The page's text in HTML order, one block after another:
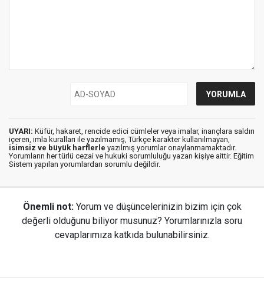
UYARI: Küfür, hakaret, rencide edici cümleler veya imalar, inançlara saldırı
içeren, imla kuralları ile yazılmamış, Türkçe karakter kullanılmayan,
isimsiz ve büyük harflerle yazılmış yorumlar onaylanmamaktadır.
Yorumların her türlü cezai ve hukuki sorumluluğu yazan kişiye aittir. Eğitim
Sistem yapılan yorumlardan sorumlu değildir.
Önemli not: Yorum ve düşüncelerinizin bizim için çok
değerli olduğunu biliyor musunuz? Yorumlarınızla soru
cevaplarımıza katkıda bulunabilirsiniz.